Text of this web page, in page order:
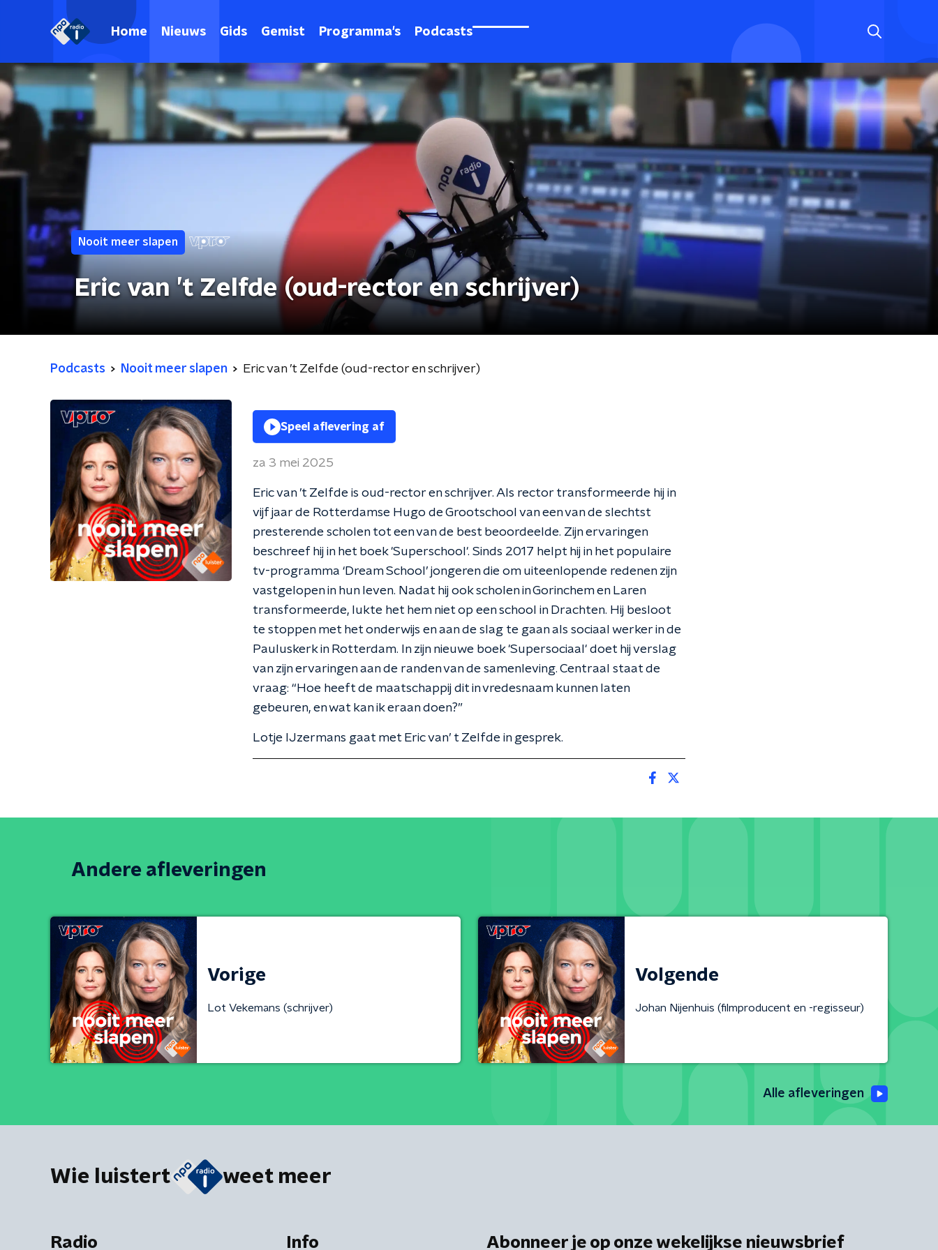
Home Nieuws Gids Gemist Programma's Podcasts
Nooit meer slapen
Eric van ’t Zelfde (oud-rector en schrijver)
Podcasts Nooit meer slapen Eric van ’t Zelfde (oud-rector en schrijver)
Speel aflevering af
za 3 mei 2025
Eric van ’t Zelfde is oud-rector en schrijver. Als rector transformeerde hij in
vijf jaar de Rotterdamse Hugo de Grootschool van een van de slechtst
presterende scholen tot een van de best beoordeelde. Zijn ervaringen
beschreef hij in het boek 'Superschool'. Sinds 2017 helpt hij in het populaire
tv-programma ‘Dream School’ jongeren die om uiteenlopende redenen zijn
vastgelopen in hun leven. Nadat hij ook scholen in Gorinchem en Laren
transformeerde, lukte het hem niet op een school in Drachten. Hij besloot
te stoppen met het onderwijs en aan de slag te gaan als sociaal werker in de
Pauluskerk in Rotterdam. In zijn nieuwe boek 'Supersociaal' doet hij verslag
van zijn ervaringen aan de randen van de samenleving. Centraal staat de
vraag: “Hoe heeft de maatschappij dit in vredesnaam kunnen laten
gebeuren, en wat kan ik eraan doen?”
Lotje IJzermans gaat met Eric van’ t Zelfde in gesprek.
Andere afleveringen
Vorige
Lot Vekemans (schrijver)
Volgende
Johan Nijenhuis (filmproducent en -regisseur)
Alle afleveringen
Wie luistert weet meer
Radio Info Abonneer je op onze wekelijkse nieuwsbrief